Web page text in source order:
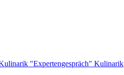
"Expertengespräch" Kulinarik